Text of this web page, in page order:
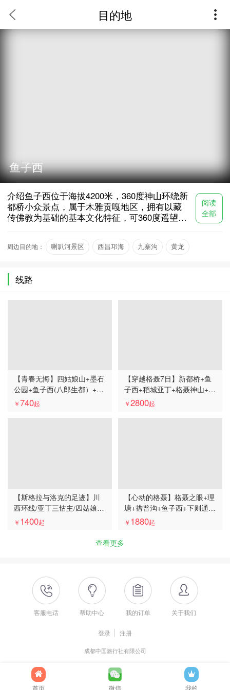
目的地
鱼子西
介绍鱼子西位于海拔4200米，360度神山环绕新
都桥小众景点，属于木雅贡嘎地区，拥有以藏
传佛教为基础的基本文化特征，可360度遥望藏
全貌，和木雅贡嘎大雪山山…
阅读
全部
周边目的地： 喇叭河景区 西昌邛海 九寨沟
黄龙
线路
【青春无悔】四姑娘山+墨石
公园+鱼子西(八郎生都）+惠
远寺+木格措 纯玩大团 3 日
￥740起
【穿越格聂7日】新都桥+鱼
子西+稻城亚丁+格聂神山+墨
石公园+四姑娘山+措普沟7天
￥2800起
【斯格拉与洛克的足迹】川
西环线/亚丁三怙主/四姑娘
山/稻城亚丁5日游2-8人精品
￥ 1400起
【心动的格聂】格聂之眼+理
塘+措普沟+鱼子西+下则通村
+434机场路+红海子+四姑娘
山4日游Mini 2-8人团
￥ 1880起
查看更多
客服电话 帮助中心 我的订单 关于我们
登录 注册
成都中国旅行社有限公司
首页 微信 我的
开放时间
具体营业状态以当天开放情况为准